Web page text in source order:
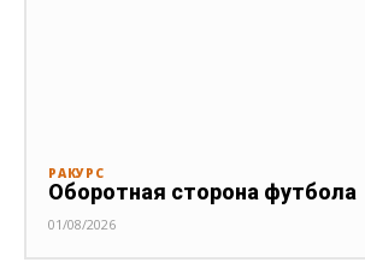
РАКУРС
Оборотная сторона футбола
01/08/2026